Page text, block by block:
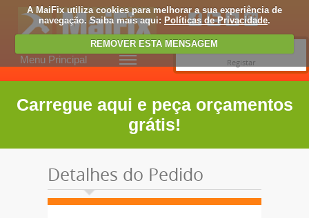
A MaiFix utiliza cookies para melhorar a sua experiência de
navegação. Saiba mais aqui: Políticas de Privacidade.
REMOVER ESTA MENSAGEM
Menu Principal
Registar
Carregue aqui e peça orçamentos
grátis!
Detalhes do Pedido